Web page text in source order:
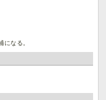
になる。